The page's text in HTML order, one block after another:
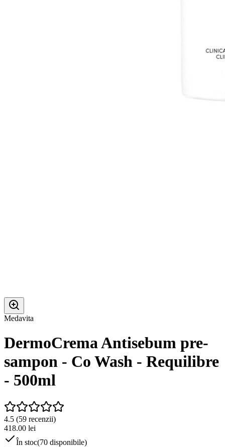
Medavita
DermoCrema Antisebum pre-
sampon - Co Wash - Requilibre
- 500ml
4.5 (59 recenzii)
418.00 lei
În stoc(70 disponibile)